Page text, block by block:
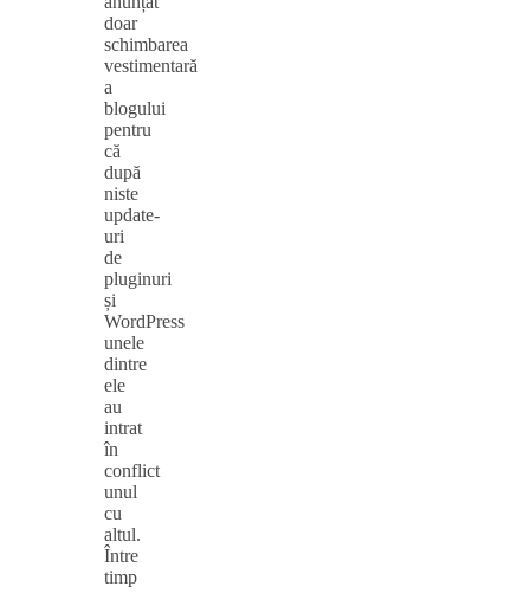
doar
schimbarea
vestimentară
a
blogului
pentru
că
după
niste
update-
uri
de
pluginuri
și
WordPress
unele
dintre
ele
au
intrat
în
conflict
unul
cu
altul.
Între
timp